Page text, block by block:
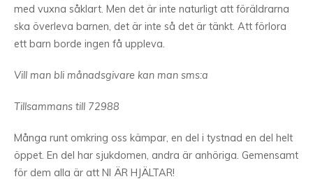
med vuxna såklart. Men det är inte naturligt att föräldrarna
ska överleva barnen, det är inte så det är tänkt. Att förlora
ett barn borde ingen få uppleva.
Vill man bli månadsgivare kan man sms:a
Tillsammans till 72988
Många runt omkring oss kämpar, en del i tystnad en del helt
öppet. En del har sjukdomen, andra är anhöriga. Gemensamt
för dem alla är att NI ÄR HJÄLTAR!